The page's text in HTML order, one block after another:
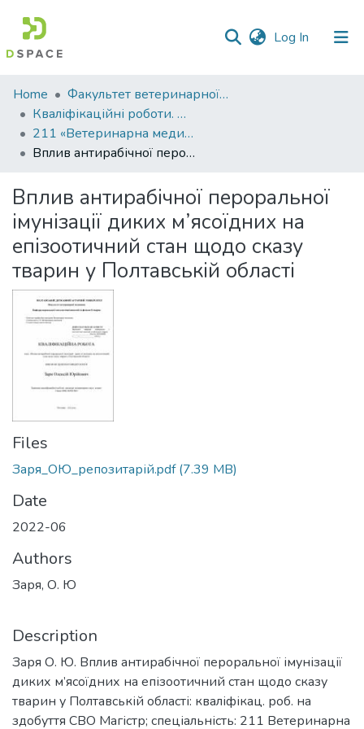
Log In (current)
Communities
&
Collections
Statistics
Home
Факультет ветеринарної медицини
Кваліфікаційні роботи. Факультет ветеринарної медицини
211 «Ветеринарна медицина» - Магістри 2021-2022
Вплив антирабічної пероральної імунізації диких м’ясоїдних на епізоотичний стан щодо сказу тварин у Полтавській області
Вплив антирабічної пероральної
імунізації диких м’ясоїдних на
епізоотичний стан щодо сказу
тварин у Полтавській області
Files
Заря_ОЮ_репозитарій.pdf(7.39 MB)
Date
2022-06
Authors
Заря, О. Ю
Description
Заря О. Ю. Вплив антирабічної пероральної імунізації
диких м’ясоїдних на епізоотичний стан щодо сказу
тварин у Полтавській області: кваліфікац. роб. на
здобуття СВО Магістр; спеціальність: 211 Ветеринарна